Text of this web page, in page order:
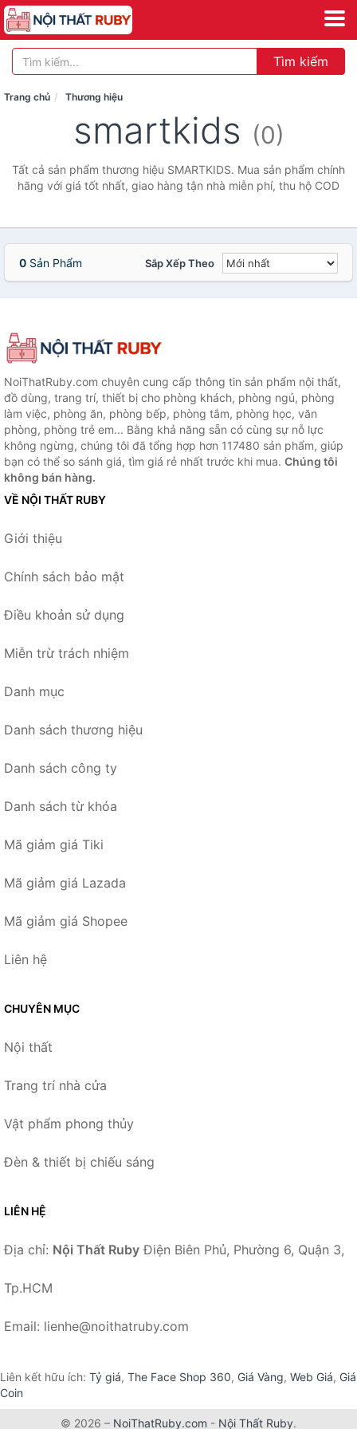
Tìm kiếm
Trang chủ Thương hiệu
smartkids (0)
Tất cả sản phẩm thương hiệu SMARTKIDS. Mua sản phẩm chính
hãng với giá tốt nhất, giao hàng tận nhà miễn phí, thu hộ COD
0 Sản Phẩm Sắp Xếp Theo
NoiThatRuby.com chuyên cung cấp thông tin sản phẩm nội thất,
đồ dùng, trang trí, thiết bị cho phòng khách, phòng ngủ, phòng
làm việc, phòng ăn, phòng bếp, phòng tắm, phòng học, văn
phòng, phòng trẻ em... Bằng khả năng sẵn có cùng sự nỗ lực
không ngừng, chúng tôi đã tổng hợp hơn 117480 sản phẩm, giúp
bạn có thể so sánh giá, tìm giá rẻ nhất trước khi mua. Chúng tôi
không bán hàng.
VỀ NỘI THẤT RUBY
Giới thiệu
Chính sách bảo mật
Điều khoản sử dụng
Miễn trừ trách nhiệm
Danh mục
Danh sách thương hiệu
Danh sách công ty
Danh sách từ khóa
Mã giảm giá Tiki
Mã giảm giá Lazada
Mã giảm giá Shopee
Liên hệ
CHUYÊN MỤC
Nội thất
Trang trí nhà cửa
Vật phẩm phong thủy
Đèn & thiết bị chiếu sáng
LIÊN HỆ
Địa chỉ: Nội Thất Ruby Điện Biên Phủ, Phường 6, Quận 3,
Tp.HCM
Email: lienhe@noithatruby.com
Liên kết hữu ích: Tỷ giá, The Face Shop 360, Giá Vàng, Web Giá, Giá
Coin
© 2026 – NoiThatRuby.com - Nội Thất Ruby.